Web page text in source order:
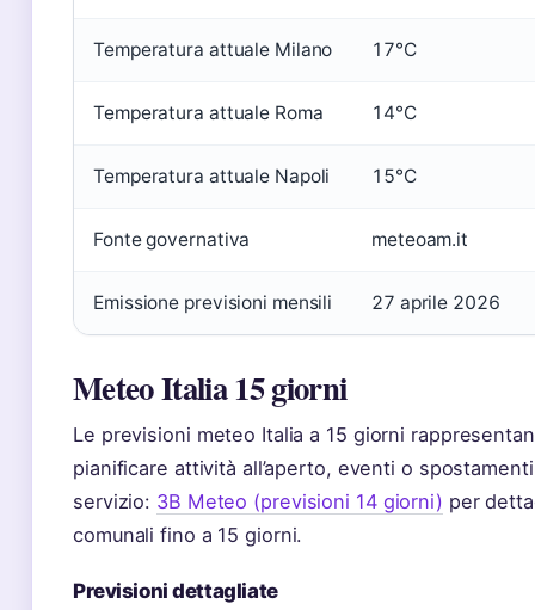
Temperatura attuale Milano 17°C
Temperatura attuale Roma 14°C
Temperatura attuale Napoli 15°C
Fonte governativa meteoam.it
Emissione previsioni mensili 27 aprile 2026
Meteo Italia 15 giorni
Le previsioni meteo Italia a 15 giorni
pianificare attività all’aperto, eventi o
servizio: 3B Meteo (previsioni 14 giorni) per
comunali fino a 15 giorni.
Previsioni dettagliate